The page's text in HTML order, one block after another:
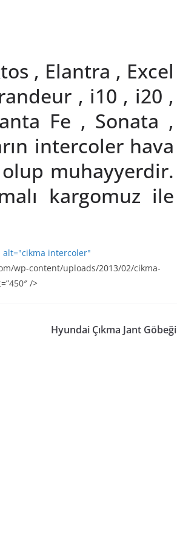
, Elantra , Excel
, i10 , i20 ,
Fe , Sonata ,
intercoler hava
muhayyerdir.
kargomuz ile
alt="cikma intercoler"
wp-content/uploads/2013/02/cikma-
/>
Hyundai Çıkma Jant Göbeği